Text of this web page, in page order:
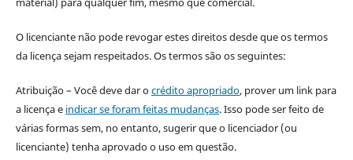
O licenciante não pode revogar estes direitos desde que os termos
da licença sejam respeitados. Os termos são os seguintes:
Atribuição – Você deve dar ocrédito apropriado, prover um link para
a licença e indicar se foram feitas mudanças. Isso pode ser feito de
várias formas sem, no entanto, sugerir que o licenciador (ou
licenciante) tenha aprovado o uso em questão.